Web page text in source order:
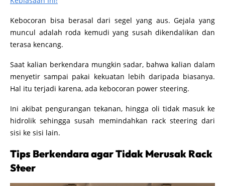
Kebocoran bisa berasal dari segel yang aus. Gejala yang
muncul adalah roda kemudi yang susah dikendalikan dan
terasa kencang.
Saat kalian berkendara mungkin sadar, bahwa kalian dalam
menyetir sampai pakai kekuatan lebih daripada biasanya.
Hal itu terjadi karena, ada kebocoran power steering.
Ini akibat pengurangan tekanan, hingga oli tidak masuk ke
hidrolik sehingga susah memindahkan rack steering dari
sisi ke sisi lain.
Tips Berkendara agar Tidak Merusak Rack
Steer